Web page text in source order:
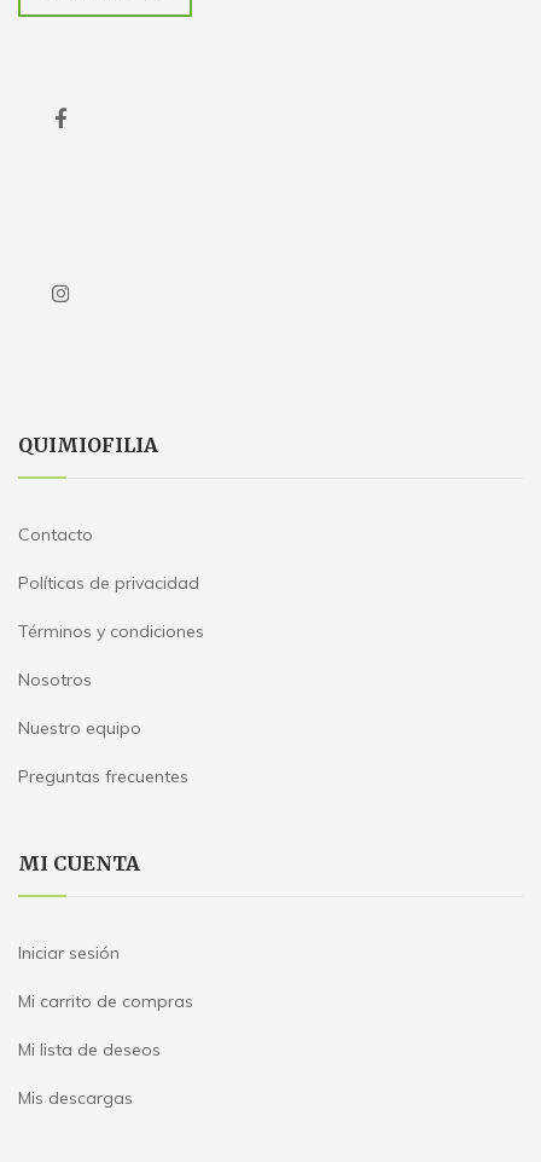
QUIMIOFILIA
Contacto
Políticas de privacidad
Términos y condiciones
Nosotros
Nuestro equipo
Preguntas frecuentes
MI CUENTA
Iniciar sesión
Mi carrito de compras
Mi lista de deseos
Mis descargas